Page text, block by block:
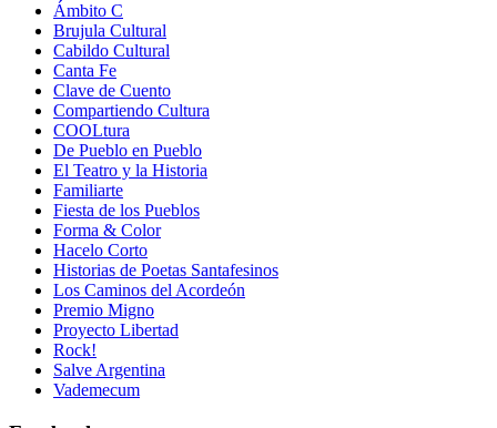
Ámbito C
Brujula Cultural
Cabildo Cultural
Canta Fe
Clave de Cuento
Compartiendo Cultura
COOLtura
De Pueblo en Pueblo
El Teatro y la Historia
Familiarte
Fiesta de los Pueblos
Forma & Color
Hacelo Corto
Historias de Poetas Santafesinos
Los Caminos del Acordeón
Premio Migno
Proyecto Libertad
Rock!
Salve Argentina
Vademecum